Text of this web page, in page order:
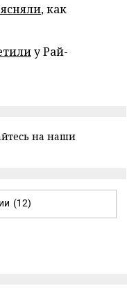
, как
у Рай-
на наши
(12)